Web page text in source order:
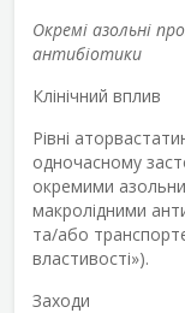
Окремі азольні
антибіотики
Клінічний вплив
Рівні
одночасному
окремими
макролідними
та/або
властивості»).
Заходи